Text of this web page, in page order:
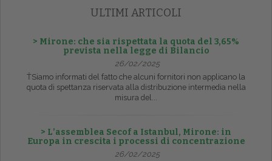
ULTIMI ARTICOLI
> Mirone: che sia rispettata la quota del 3,65%
prevista nella legge di Bilancio
26/02/2025
ŤSiamo informati del fatto che alcuni fornitori non applicano la
quota di spettanza riservata alla distribuzione intermedia nella
misura del...
> L’assemblea Secof a Istanbul, Mirone: in
Europa in crescita i processi di concentrazione
26/02/2025